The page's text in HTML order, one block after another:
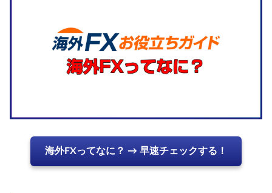
海外FXってなに？ → 早速チェックする！